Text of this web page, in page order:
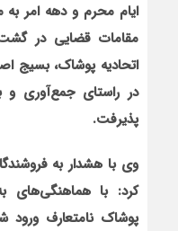
ایام محرم و دهه امر
مقامات قضایی در
اتحادیه پوشاک، بسیج
در راستای جمع‌آوری و
پذیرفت.
وی با هشدار به
کرد:با
پوشاک نامتعارف ورود